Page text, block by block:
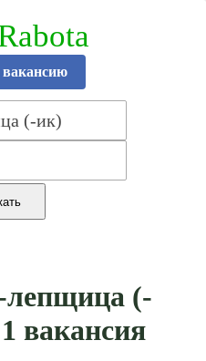
вакансию
лепщица (-
вакансия